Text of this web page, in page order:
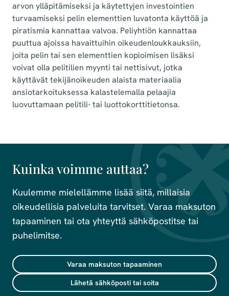
arvon ylläpitämiseksi ja käytettyjen investointien
turvaamiseksi pelin elementtien luvatonta käyttöä ja
piratismia kannattaa valvoa. Peliyhtiön kannattaa
puuttua ajoissa havaittuihin oikeudenloukkauksiin,
joita pelin tai sen elementtien kopioimisen lisäksi
voivat olla pelitilien myynti tai nettisivut, jotka
käyttävät tekijänoikeuden alaista materiaalia
ansiotarkoituksessa kalastelemalla pelaajia
luovuttamaan pelitili- tai luottokorttitietonsa.
Kuinka voimme auttaa?
Kuulemme mielellämme lisää siitä, millaisia
oikeudellisia palveluita tarvitset. Varaa maksuton
tapaaminen tai ota yhteyttä sähköpostitse tai
puhelimitse.
Varaa maksuton tapaaminen
Lähetä sähköposti tai soita